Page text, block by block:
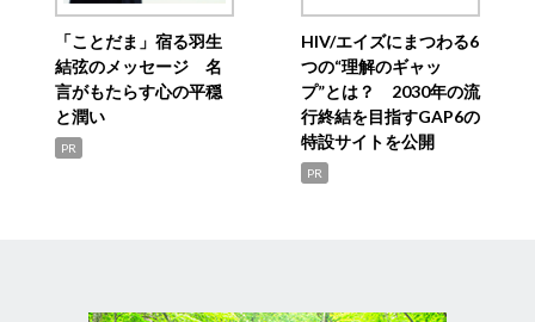
「ことだま」宿る羽生
結弦のメッセージ 名
言がもたらす心の平穏
と潤い
PR
HIV/エイズにまつわる6
つの“理解のギャッ
プ”とは？ 2030年の流
行終結を目指すGAP6の
特設サイトを公開
PR